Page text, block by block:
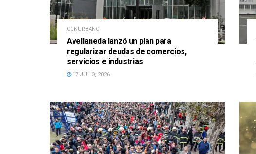
CONURBANO
Avellaneda lanzó un plan para
regularizar deudas de comercios,
servicios e industrias
17 JULIO, 2026